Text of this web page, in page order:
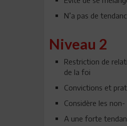
N’a pas de
Niveau 2
Restriction de
de la foi
Convictions et
Considère les
A une forte